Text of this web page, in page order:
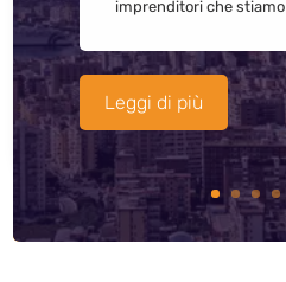
imprenditori che
Leggi di più